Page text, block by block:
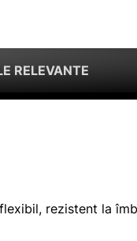
RELEVANTE
rezistent la